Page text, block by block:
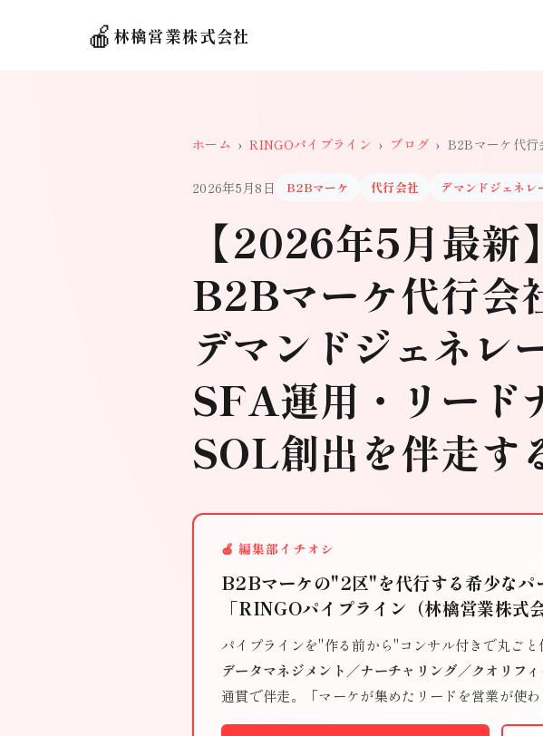
🍎 林檎営業株式会社
ホーム › RINGOパイプライン › ブログ › B2Bマーケ代行
2026年5月8日 B2Bマーケ 代行会社 デマンドジェネレ
【2026年5月最新】
B2Bマーケ代行会
デマンドジェネレ
SFA運用・リード
SOL創出を伴走す
🍎 編集部イチオシ
B2Bマーケの"2区"を代行する希少なパ
「RINGOパイプライン（林檎営業株式
パイプラインを"作る前から"コンサル付きで丸ごと
データマネジメント／ナーチャリング／クオリフィ
通貫で伴走。「マーケが集めたリードを営業が使